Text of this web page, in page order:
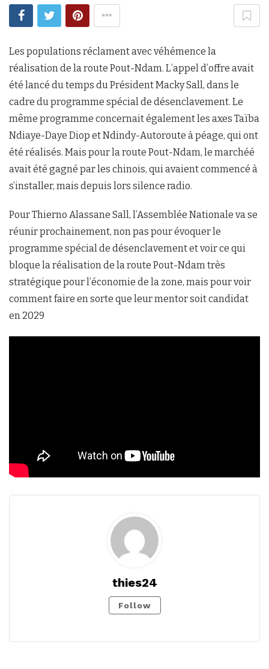
Les populations réclament avec véhémence la
réalisation de la route Pout-Ndam. L’appel d’offre avait
été lancé du temps du Président Macky Sall, dans le
cadre du programme spécial de désenclavement. Le
même programme concernait également les axes Taïba
Ndiaye-Daye Diop et Ndindy-Autoroute à péage, qui ont
été réalisés. Mais pour la route Pout-Ndam, le marchéé
avait été gagné par les chinois, qui avaient commencé à
s’installer, mais depuis lors silence radio.
Pour Thierno Alassane Sall, l’Assemblée Nationale va se
réunir prochainement, non pas pour évoquer le
programme spécial de désenclavement et voir ce qui
bloque la réalisation de la route Pout-Ndam très
stratégique pour l’économie de la zone, mais pour voir
comment faire en sorte que leur mentor soit candidat
en 2029
thies24
Follow